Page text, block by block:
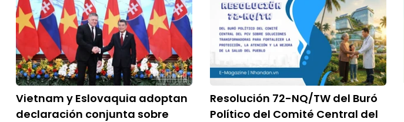
Vietnam y Eslovaquia adoptan
declaración conjunta sobre
Resolución 72-NQ/TW del Buró
Político del Comité Central del